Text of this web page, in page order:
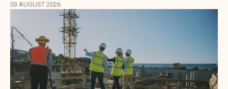
03 AUGUST 2026